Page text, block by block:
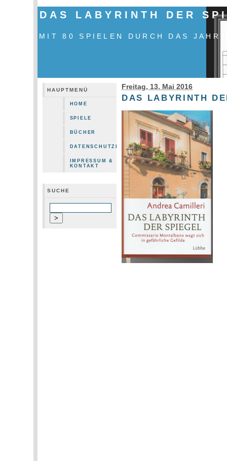
DAS LABYRINTH DER
MIT 80 SPIELEN DURCH DAS JAHR
HAUPTMENÜ
HOME
SPIELE
BÜCHER
DATENSCHUTZERKLÄRUNG
IMPRESSUM &
KONTAKT
SUCHE
Freitag, 13. Mai 2016
DAS LABYRINTH